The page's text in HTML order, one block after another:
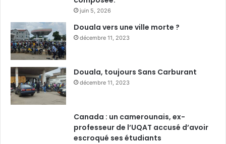
juin 5, 2026
Douala vers une ville morte ?
décembre 11, 2023
Douala, toujours Sans Carburant
décembre 11, 2023
Canada : un camerounais, ex-
professeur de l’UQAT accusé d’avoir
escroqué ses étudiants